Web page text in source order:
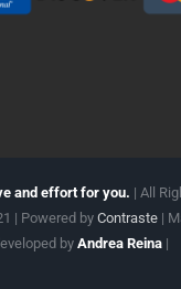
and effort for you. | All
| Powered byContraste |
byAndrea Reina |